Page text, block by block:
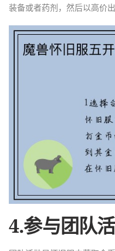
装备或者药剂，然后以高价
4.参与团队